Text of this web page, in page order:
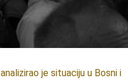
analizirao je situaciju u Bosni i